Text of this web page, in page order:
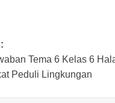
Tema 6 Kelas 6
Peduli Lingkungan